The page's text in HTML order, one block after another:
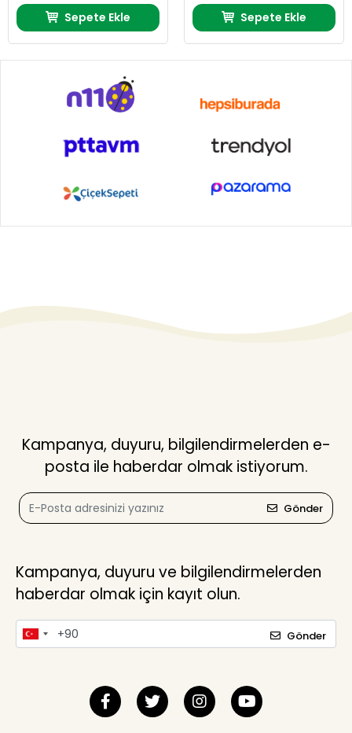
Sepete Ekle Sepete Ekle
Kampanya, duyuru, bilgilendirmelerden e-
posta ile haberdar olmak istiyorum.
Gönder
Kampanya, duyuru ve bilgilendirmelerden
haberdar olmak için kayıt olun.
Gönder